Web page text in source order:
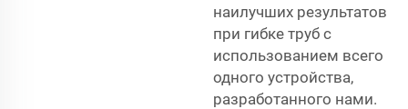
наилучших результатов
при гибке труб с
использованием всего
одного устройства,
разработанного нами.